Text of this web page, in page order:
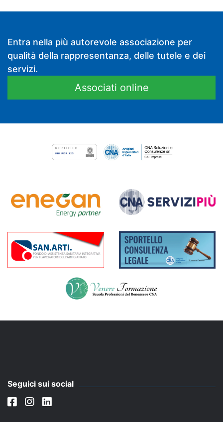
Entra nella più autorevole associazione per
qualità della rappresentanza, delle tutele e dei
servizi.
Associati online
Seguici sui social